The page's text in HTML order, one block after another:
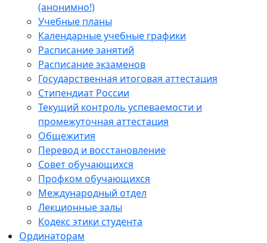
(анонимно!)
Учебные планы
Календарные учебные графики
Расписание занятий
Расписание экзаменов
Государственная итоговая аттестация
Стипендиат России
Текущий контроль успеваемости и
промежуточная аттестация
Общежития
Перевод и восстановление
Совет обучающихся
Профком обучающихся
Международный отдел
Лекционные залы
Кодекс этики студента
Ординаторам